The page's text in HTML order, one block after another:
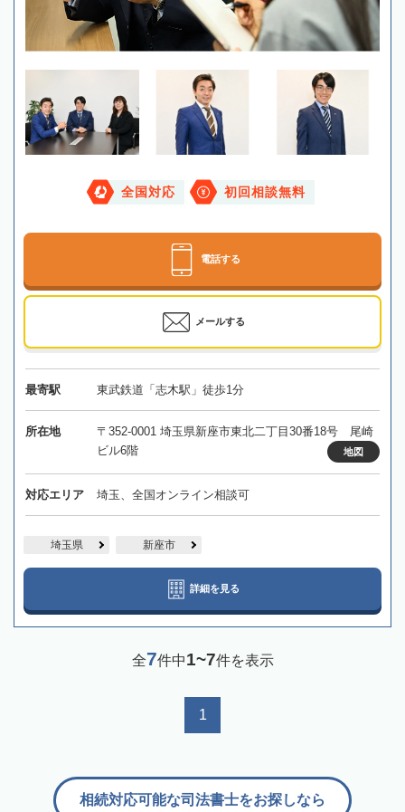
全国対応 初回相談無料
電話する
メールする
最寄駅 東武鉄道「志木駅」徒歩1分
所在地
〒352-0001 埼玉県新座市東北二丁目30番18号 尾崎
ビル6階
地図
対応エリア 埼玉、全国オンライン相談可
埼玉県 新座市
詳細を見る
全7件中1~7件を表示
1
相続対応可能な司法書士をお探しなら